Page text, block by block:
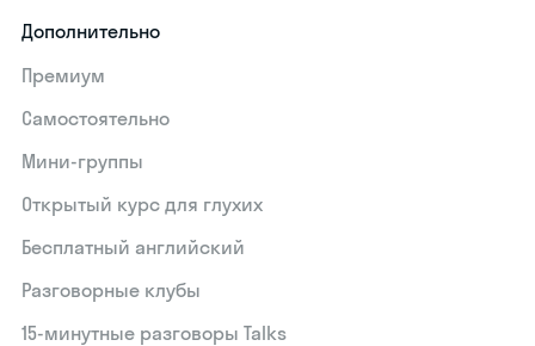
Дополнительно
Премиум
Самостоятельно
Мини-группы
Открытый курс для глухих
Бесплатный английский
Разговорные клубы
15‑минутные разговоры Talks